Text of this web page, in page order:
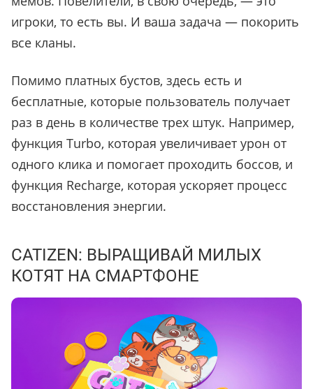
игроки, то есть вы. И ваша задача — покорить
все кланы.
Помимо платных бустов, здесь есть и
бесплатные, которые пользователь получает
раз в день в количестве трех штук. Например,
функция Turbo, которая увеличивает урон от
одного клика и помогает проходить боссов, и
функция Recharge, которая ускоряет процесс
восстановления энергии.
CATIZEN: ВЫРАЩИВАЙ МИЛЫХ
КОТЯТ НА СМАРТФОНЕ